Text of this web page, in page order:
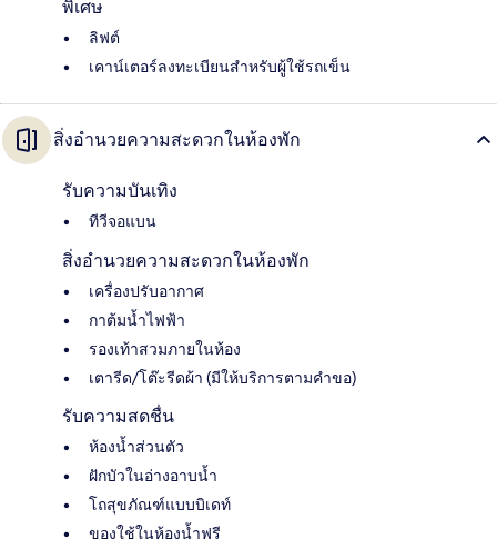
พิเศษ
ลิฟต์
เคาน์เตอร์ลงทะเบียนสำหรับผู้ใช้รถเข็น
สิ่งอำนวยความสะดวกในห้องพัก
รับความบันเทิง
ทีวีจอแบน
สิ่งอำนวยความสะดวกในห้องพัก
เครื่องปรับอากาศ
กาต้มน้ำไฟฟ้า
รองเท้าสวมภายในห้อง
เตารีด/โต๊ะรีดผ้า (มีให้บริการตามคำขอ)
รับความสดชื่น
ห้องน้ำส่วนตัว
ฝักบัวในอ่างอาบน้ำ
โถสุขภัณฑ์แบบบิเดท์
ของใช้ในห้องน้ำฟรี